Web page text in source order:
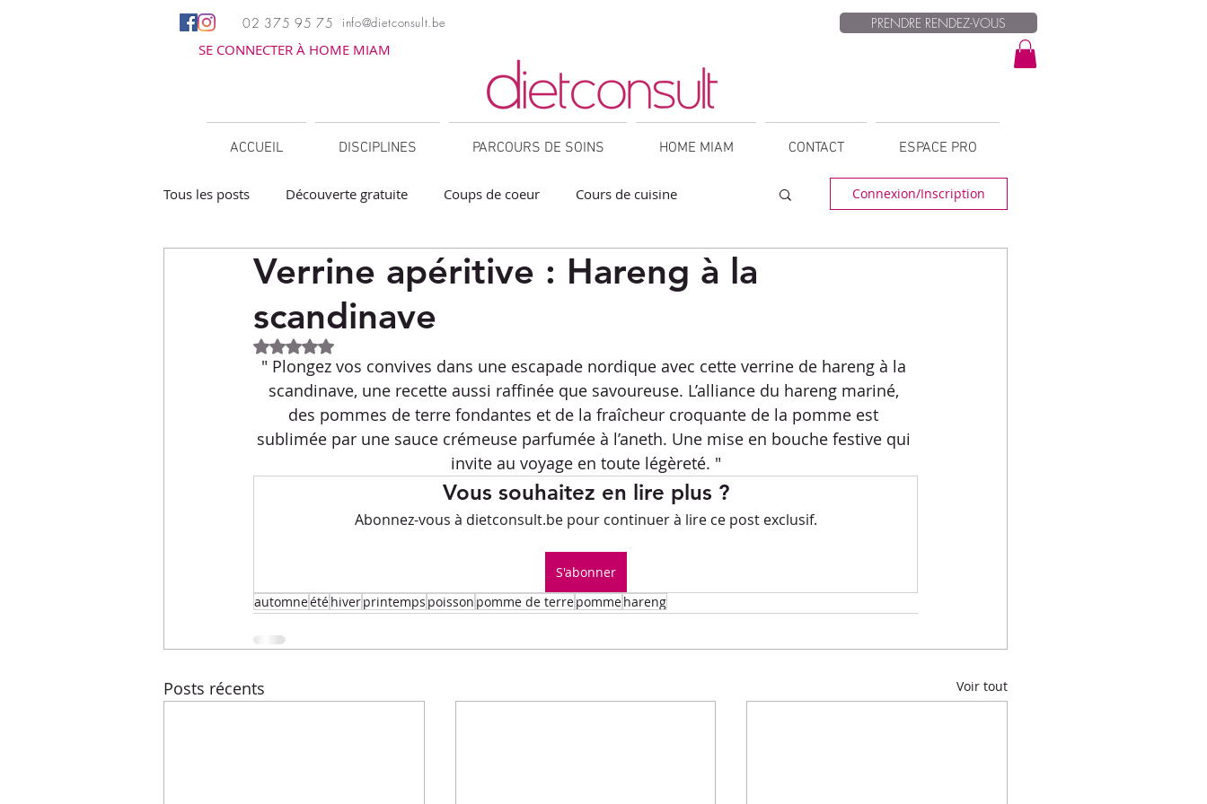
02 375 95 75 info@dietconsult.be PRENDRE RENDEZ-VOUS
SE CONNECTER À HOME MIAM
ACCUEIL DISCIPLINES PARCOURS DE SOINS HOME MIAM CONTACT ESPACE PRO
Tous les posts Découverte gratuite Coups de coeur Cours de cuisine
Barbecue / Plancha Collations Desserts Entrées
Facile à réchauffer
Menus de la semaine Pasta Petits-déjeuners Recettes de fêtes
Recettes express Recettes F.L.E.M. Repas principaux Soupe Veggie
Divers
Connexion/Inscription
Verrine apéritive : Hareng à la
scandinave
Noté NaN étoiles sur 5.
" Plongez vos convives dans une escapade nordique avec cette verrine de hareng à la
scandinave, une recette aussi raffinée que savoureuse. L’alliance du hareng mariné,
des pommes de terre fondantes et de la fraîcheur croquante de la pomme est
sublimée par une sauce crémeuse parfumée à l’aneth. Une mise en bouche festive qui
invite au voyage en toute légèreté. "
Vous souhaitez en lire plus ?
Abonnez-vous à dietconsult.be pour continuer à lire ce post exclusif.
S'abonner
automneétéhiverprintemps poisson pomme de terrepommehareng
Posts récents Voir tout